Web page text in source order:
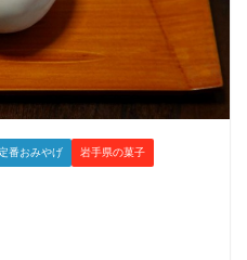
番おみやげ 岩手県の菓子